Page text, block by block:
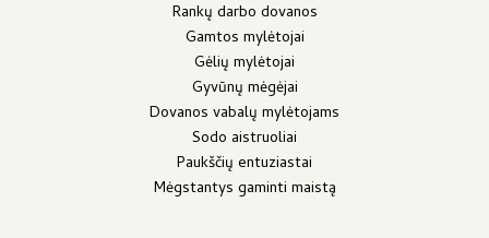
Rankų darbo dovanos
Gamtos mylėtojai
Gėlių mylėtojai
Gyvūnų mėgėjai
Dovanos vabalų mylėtojams
Sodo aistruoliai
Paukščių entuziastai
Mėgstantys gaminti maistą